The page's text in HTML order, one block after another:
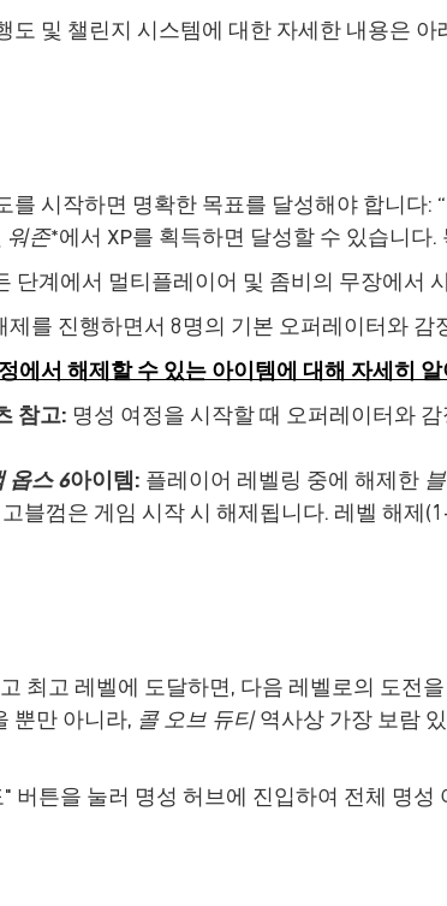
도 및 챌린지 시스템에 대한 자세한 내용은 아
를 시작하면 명확한 목표를 달성해야 합니다:
워존*에서 XP를 획득하면 달성할 수 있습니다
단계에서 멀티플레이어 및 좀비의 무장에서
제를 진행하면서 8명의 기본 오퍼레이터와 감
에서 해제할 수 있는 아이템에 대해 자세히
참고: 명성 여정을 시작할 때 오퍼레이터와
옵스 6아이템: 플레이어 레벨링 중에 해제한
블껌은 게임 시작 시 해제됩니다. 레벨 해제
최고 레벨에 도달하면, 다음 레벨로의 도전
뿐만 아니라, 콜 오브 듀티 역사상 가장 보람
버튼을 눌러 명성 허브에 진입하여 전체 명